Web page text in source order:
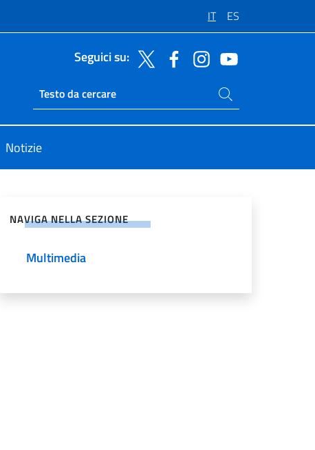
IT ES
Seguici su:
Ricerca sito live
Cerca nel sito
Notizie
NAVIGA NELLA SEZIONE
Multimedia